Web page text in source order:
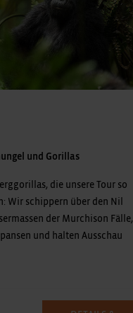
und Gorillas
die unsere Tour so
Wir schippern über den Nil
der Murchison Fälle,
und halten Ausschau